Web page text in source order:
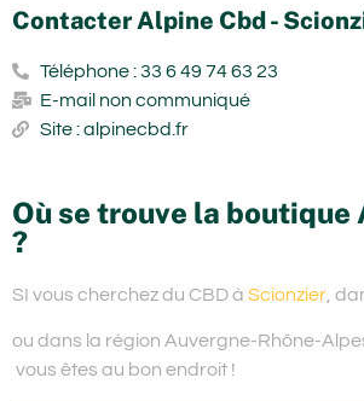
Contacter Alpine Cbd -
Téléphone : 33 6 49 74 63 23
E-mail non communiqué
Site : alpinecbd.fr
Où se trouve la boutique
?
SI vous cherchez du CBD à Scionzier ,
ou dans la région Auvergne-Rhône-
vous êtes au bon endroit !